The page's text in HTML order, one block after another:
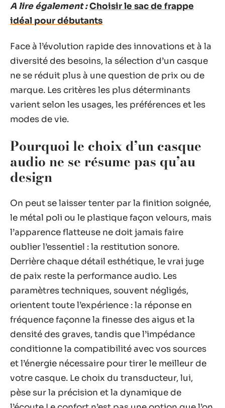
A lire également :Choisir le sac de frappe
idéal pour débutants
Face à l’évolution rapide des innovations et à la
diversité des besoins, la sélection d’un casque
ne se réduit plus à une question de prix ou de
marque. Les critères les plus déterminants
varient selon les usages, les préférences et les
modes de vie.
Pourquoi le choix d’un casque
audio ne se résume pas qu’au
design
On peut se laisser tenter par la finition soignée,
le métal poli ou le plastique façon velours, mais
l’apparence flatteuse ne doit jamais faire
oublier l’essentiel : la restitution sonore.
Derrière chaque détail esthétique, le vrai juge
de paix reste la performance audio. Les
paramètres techniques, souvent négligés,
orientent toute l’expérience : la réponse en
fréquence façonne la finesse des aigus et la
densité des graves, tandis que l’impédance
conditionne la compatibilité avec vos sources
et l’énergie nécessaire pour tirer le meilleur de
votre casque. Le choix du transducteur, lui,
pèse sur la précision et la dynamique de